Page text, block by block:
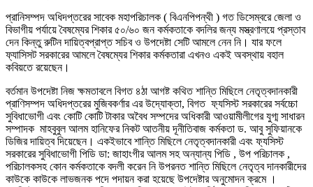
প্রানিসম্পদ অধিদপ্তরের সাবেক মহাপরিচালক ( বিএনপিপন্থী ) গত ডিসেম্বরে জেলা ও
বিভাগীয় পর্যায়ে বৈষম্যের শিকার ৫০/৬০ জন কর্মকতাকে বদলির জন্য মস্ত্রণালয়ে প্রস্তাব
দেন কিন্তু রুটিন দায়িত্বপ্রাপ্ত সচিব ও উপদেষ্টা সেটি আমলে নেন নি। যার ফলে
ফ্যাসিসট সরকারের আমলে বৈষম্যের শিকার কর্মকতারা এখনও একই অবস্থায় বহাল
কবিয়তে রয়েছেন।
বর্তমান উপদেষ্টা নিজ ক্ষমতাবলে বিগত ৪ঠা আগষ্ট কথিত শান্তি মিছিলে নেতৃত্বদানকারী
প্রাণিসম্পদ অধিদপ্তরের মুজিবকর্ণার এর উদ্যোক্তা, বিগত ফ‍্যসিস্ট সরকারের সর্বচ্চো
সুবিধাভোগী এবং কোটি কোটি টাকার অবৈধ সম্পদের অধিকারী আওয়ামীলীগের যুগ্ম সাধারন
সম্পাদক মাহবুবুল আলম হানিফের নিকট আতনীয় দূনীতিবাজ কর্মকতা ড. আবু সুফিয়ানকে
ডিজির দায়িত্ব দিয়েছেন। একইভাবে শান্তি মিছিলে নেতৃত্বদানকারী এবং ফ‍্যসিস্ট
সরকারের সুবিধাভোগী পিডি ডা: জাহাংগীর আলম সহ অন্যান্য পিডি , উপ পরিচালক ,
পরিচালকসহ কোন কর্মকতাকে বদলী করেন নি উপরনত শান্তি মিছিলে নেতৃত্ব দানকারীদের
কাউকে কাউকে লাভজনক পদে পদায়ন করা হয়েছে উপদেষ্টার অনুমোদন ক্রমে ।